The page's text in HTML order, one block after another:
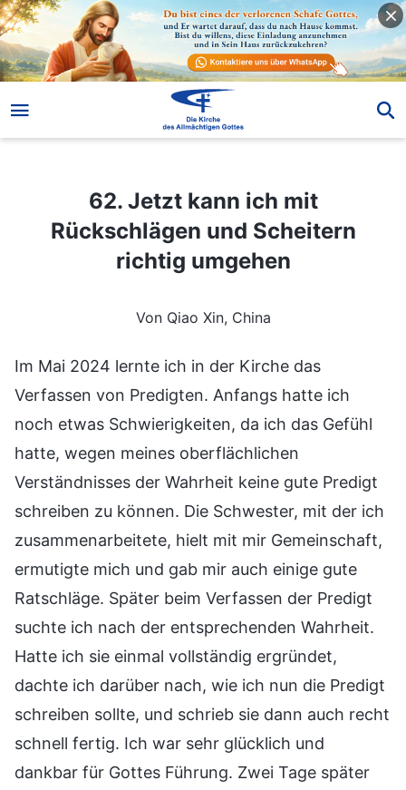
62. Jetzt kann ich mit
Rückschlägen und Scheitern
richtig umgehen
Von Qiao Xin, China
Im Mai 2024 lernte ich in der Kirche das
Verfassen von Predigten. Anfangs hatte ich
noch etwas Schwierigkeiten, da ich das Gefühl
hatte, wegen meines oberflächlichen
Verständnisses der Wahrheit keine gute Predigt
schreiben zu können. Die Schwester, mit der ich
zusammenarbeitete, hielt mit mir Gemeinschaft,
ermutigte mich und gab mir auch einige gute
Ratschläge. Später beim Verfassen der Predigt
suchte ich nach der entsprechenden Wahrheit.
Hatte ich sie einmal vollständig ergründet,
dachte ich darüber nach, wie ich nun die Predigt
schreiben sollte, und schrieb sie dann auch recht
schnell fertig. Ich war sehr glücklich und
dankbar für Gottes Führung. Zwei Tage später